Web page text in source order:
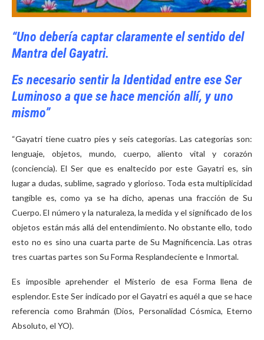
“Uno debería captar claramente el sentido del
Mantra del Gayatri.
Es necesario sentir la Identidad entre ese Ser
Luminoso a que se hace mención allí, y uno
mismo”
“Gayatri tiene cuatro pies y seis categorías. Las categorías son:
lenguaje, objetos, mundo, cuerpo, aliento vital y corazón
(conciencia). El Ser que es enaltecido por este Gayatri es, sin
lugar a dudas, sublime, sagrado y glorioso. Toda esta multiplicidad
tangible es, como ya se ha dicho, apenas una fracción de Su
Cuerpo. El número y la naturaleza, la medida y el significado de los
objetos están más allá del entendimiento. No obstante ello, todo
esto no es sino una cuarta parte de Su Magnificencia. Las otras
tres cuartas partes son Su Forma Resplandeciente e Inmortal.
Es imposible aprehender el Misterio de esa Forma llena de
esplendor. Este Ser indicado por el Gayatri es aquél a que se hace
referencia como Brahmán (Dios, Personalidad Cósmica, Eterno
Absoluto, el YO).